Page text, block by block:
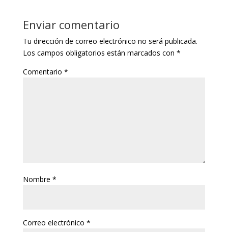
Enviar comentario
Tu dirección de correo electrónico no será publicada.
Los campos obligatorios están marcados con *
Comentario *
Nombre *
Correo electrónico *